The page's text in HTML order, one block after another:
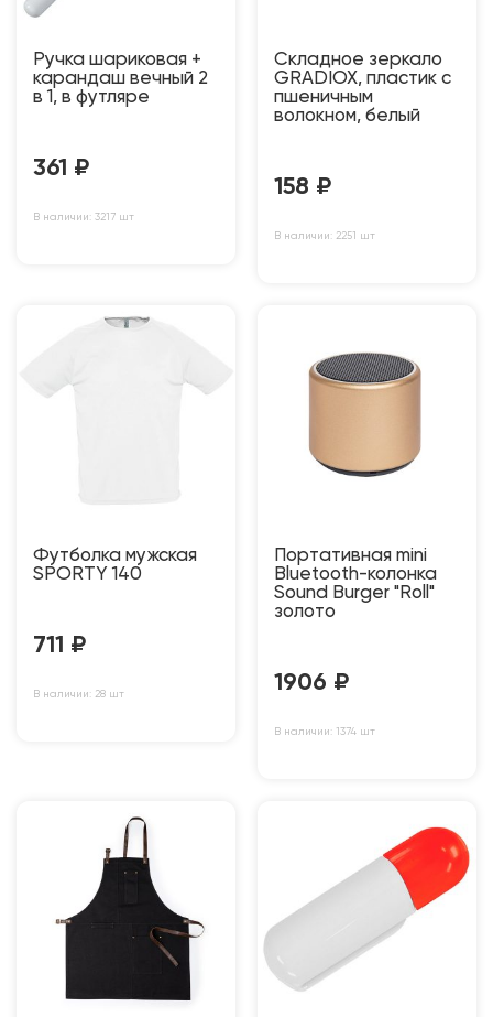
Ручка шариковая +
карандаш вечный 2
в 1, в футляре
361 ₽
В наличии: 3217 шт
Складное зеркало
GRADIOX, пластик с
пшеничным
волокном, белый
158 ₽
В наличии: 2251 шт
Футболка мужская
SPORTY 140
711 ₽
В наличии: 28 шт
Портативная mini
Bluetooth-колонка
Sound Burger "Roll"
золото
1906 ₽
В наличии: 1374 шт